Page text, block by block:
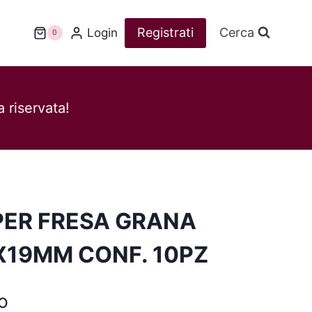
0 Login Registrati Cerca
riservata!
FRESA GRANA
CONF. 10PZ